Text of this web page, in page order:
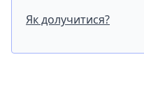
Як долучитися?